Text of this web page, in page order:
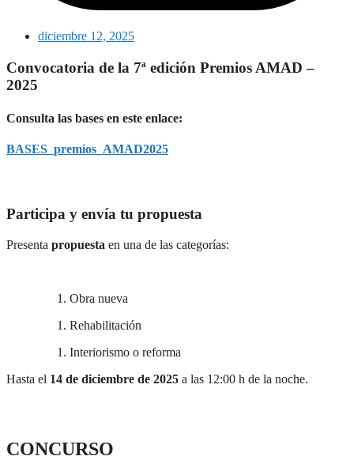
diciembre 12, 2025
Convocatoria de la 7ª edición Premios AMAD –
2025
Consulta las bases en este enlace:
BASES_premios_AMAD2025
Participa y envía tu propuesta
Presenta propuesta en una de las categorías:
Obra nueva
Rehabilitación
Interiorismo o reforma
Hasta el 14 de diciembre de 2025 a las 12:00 h de la noche.
CONCURSO